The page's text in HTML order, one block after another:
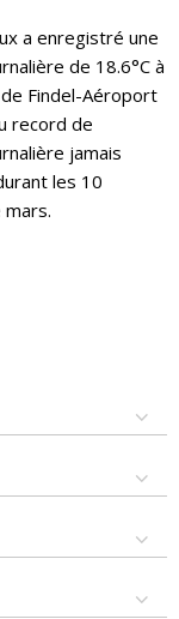
a enregistré une
de 18.6°C à
Findel-Aéroport
record de
jamais
les 10